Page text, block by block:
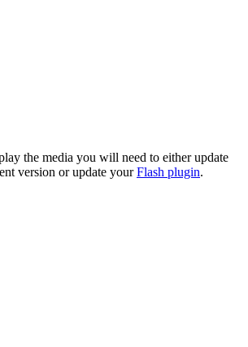
the media you will need to either update
version or update yourFlash plugin.